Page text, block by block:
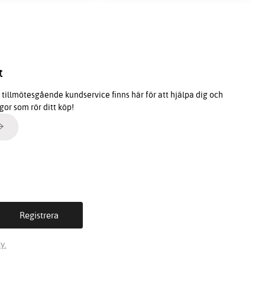
tillmötesgående kundservice finns här för att hjälpa dig och
som rör ditt köp!